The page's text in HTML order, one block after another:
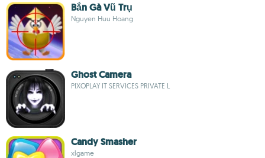
Bắn Gà Vũ Trụ
Nguyen Huu Hoang
Ghost Camera
PIXOPLAY IT SERVICES PRIVATE L
Candy Smasher
xlgame